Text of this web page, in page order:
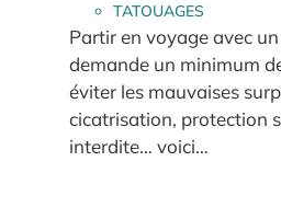
TATOUAGES
Partir en voyage avec
demande un minimum
éviter les mauvaises
cicatrisation, protection
interdite… voici…